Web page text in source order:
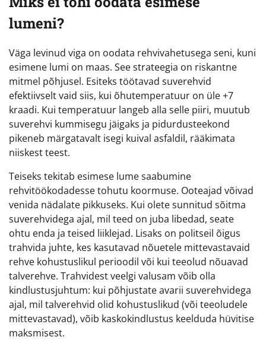
lumeni?
Väga levinud viga on oodata rehvivahetusega seni, kuni
esimene lumi on maas. See strateegia on riskantne
mitmel põhjusel. Esiteks töötavad suverehvid
efektiivselt vaid siis, kui õhutemperatuur on üle +7
kraadi. Kui temperatuur langeb alla selle piiri, muutub
suverehvi kummisegu jäigaks ja pidurdusteekond
pikeneb märgatavalt isegi kuival asfaldil, rääkimata
niiskest teest.
Teiseks tekitab esimese lume saabumine
rehvitöökodadesse tohutu koormuse. Ooteajad võivad
venida nädalate pikkuseks. Kui olete sunnitud sõitma
suverehvidega ajal, mil teed on juba libedad, seate
ohtu enda ja teised liiklejad. Lisaks on politseil õigus
trahvida juhte, kes kasutavad nõuetele mittevastavaid
rehve kohustuslikul perioodil või kui teeolud nõuavad
talverehve. Trahvidest veelgi valusam võib olla
kindlustusjuhtum: kui põhjustate avarii suverehvidega
ajal, mil talverehvid olid kohustuslikud (või teeoludele
mittevastavad), võib kaskokindlustus keelduda hüvitise
maksmisest.